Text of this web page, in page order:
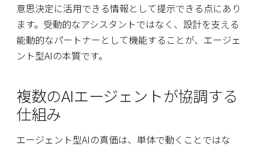
意思決定に活用できる情報として提示できる点にあり
ます。受動的なアシスタントではなく、設計を支える
能動的なパートナーとして機能することが、エージェ
ント型AIの本質です。
複数のAIエージェントが協調する
仕組み
エージェント型AIの真価は、単体で動くことではな